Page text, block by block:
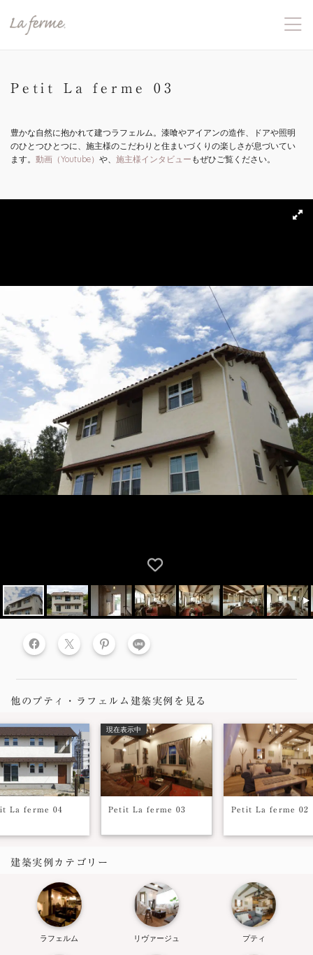
Petit La ferme 03
豊かな自然に抱かれて建つラフェルム。漆喰やアイアンの造作、ドアや照明
のひとつひとつに、施主様のこだわりと住まいづくりの楽しさが息づいてい
ます。 動画（Youtube） や、 施主様インタビュー もぜひご覧ください。
LINE
他のプティ・ラフェルム建築実例を見る
La ferme 04 Petit La ferme 03
現在表示中
Petit La ferme 02
建築実例カテゴリー
ラフェルム リヴァージュ プティ